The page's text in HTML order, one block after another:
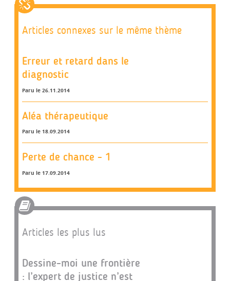
Articles connexes sur le même thème
Erreur et retard dans le
diagnostic
Paru le 26.11.2014
Aléa thérapeutique
Paru le 18.09.2014
Perte de chance - 1
Paru le 17.09.2014
Articles les plus lus
Dessine-moi une frontière
: l’expert de justice n’est